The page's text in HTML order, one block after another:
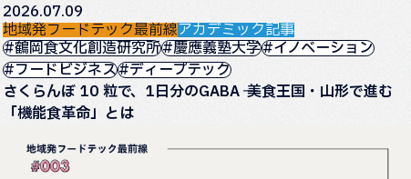
2026.07.09
地域発フードテック最前線アカデミック記事
#鶴岡食文化創造研究所#慶應義塾大学#イノベーション
#フードビジネス#ディープテック
さくらんぼ 10 粒で、1日分のGABA ── 美食王国・山形で進む
「機能食革命」とは